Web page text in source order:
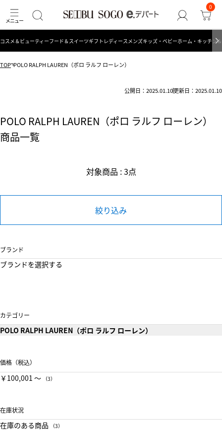
0
コスメ＆ビューティーフード＆スイーツギフト レディース メンズキッズ・ベビーホーム・キッチン
TOP POLO RALPH LAUREN（ポロ ラルフ ローレン）
公開日：2025.01.10更新日：2025.01.10
POLO RALPH LAUREN（ポロ ラルフ ローレン）
商品一覧
対象商品 : 3点
絞り込み
ブランド
ブランドを選択する
カテゴリー
POLO RALPH LAUREN（ポロ ラルフ ローレン）
価格（税込）
￥100,001 〜 （3）
在庫状況
在庫のある商品 （3）